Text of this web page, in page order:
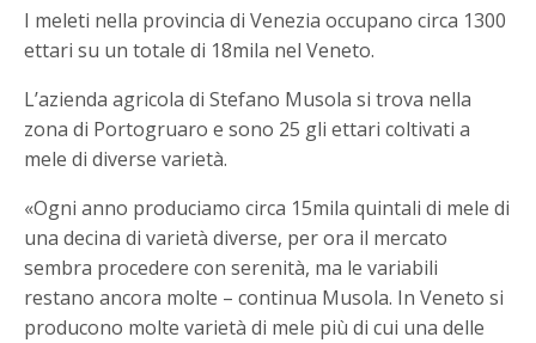
I meleti nella provincia di Venezia occupano circa 1300
ettari su un totale di 18mila nel Veneto.
L’azienda agricola di Stefano Musola si trova nella
zona di Portogruaro e sono 25 gli ettari coltivati a
mele di diverse varietà.
«Ogni anno produciamo circa 15mila quintali di mele di
una decina di varietà diverse, per ora il mercato
sembra procedere con serenità, ma le variabili
restano ancora molte – continua Musola. In Veneto si
producono molte varietà di mele più di cui una delle